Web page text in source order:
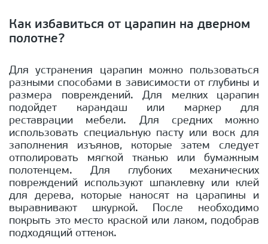
Как избавиться от царапин на дверном
полотне?
Для устранения царапин можно пользоваться
разными способами в зависимости от глубины и
размера повреждений. Для мелких царапин
подойдет карандаш или маркер для
реставрации мебели. Для средних можно
использовать специальную пасту или воск для
заполнения изъянов, которые затем следует
отполировать мягкой тканью или бумажным
полотенцем. Для глубоких механических
повреждений используют шпаклевку или клей
для дерева, которые наносят на царапины и
выравнивают шкуркой. После необходимо
покрыть это место краской или лаком, подобрав
подходящий оттенок.